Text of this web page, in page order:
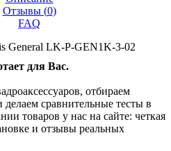
Отзывы (0)
FAQ
General LK-P-GEN1K-3-02
для Вас.
отбираем
сравнительные тесты в
товаров у нас на сайте: четкая
и отзывы реальных